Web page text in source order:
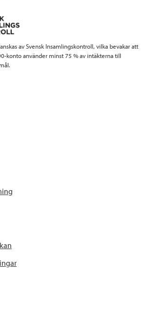
k
av Svensk Insamlingskontroll, vilka bevakar att
konto använder minst 75 % av intäkterna till